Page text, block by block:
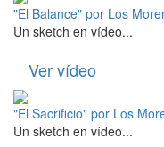
"El Balance" por Los
Un sketch en vídeo...
Ver vídeo
"El Sacrificio" por Los
Un sketch en vídeo...